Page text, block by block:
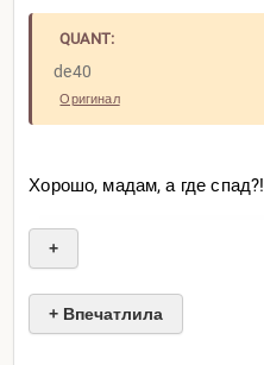
QUANT:
de40
Оригинал
Хорошо, мадам, а где спад?!
+
+ Впечатлила